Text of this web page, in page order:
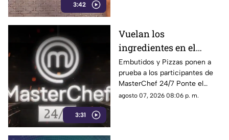
3:42
3:31
Vuelan los
ingredientes en el
programa MasterChef
24/7
Embutidos y Pizzas ponen a
prueba a los participantes de
MasterChef 24/7 Ponte el
delantal y degusta junto a
agosto 07, 2026 08:06 p. m.